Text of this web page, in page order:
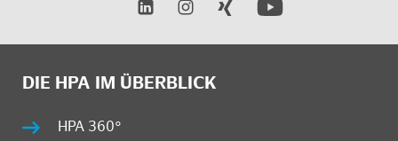
DIE HPA IM ÜBERBLICK
HPA 360°